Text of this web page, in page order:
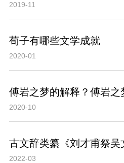
2019-11
荀子有哪些文学成就
2020-01
傅岩之梦的解释？傅岩之
2020-10
古文辞类纂《刘才甫祭吴
2022-03